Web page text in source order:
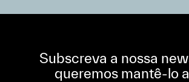
Subscreva a nossa
queremos mantê-lo